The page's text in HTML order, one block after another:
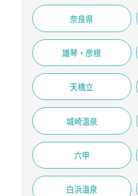
奈良県
雄琴・彦根
天橋立
城崎温泉
六甲
白浜温泉